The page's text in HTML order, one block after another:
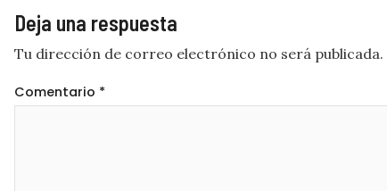
Deja una respuesta
Tu dirección de correo electrónico no será publicada.
Comentario *